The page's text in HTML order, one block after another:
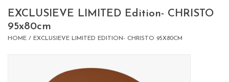
magneetborden
whiteboards
EXCLUSIEVE LIMITED Edition- CHRISTO
95x80cm
HOME / EXCLUSIEVE LIMITED EDITION- CHRISTO 95X80CM